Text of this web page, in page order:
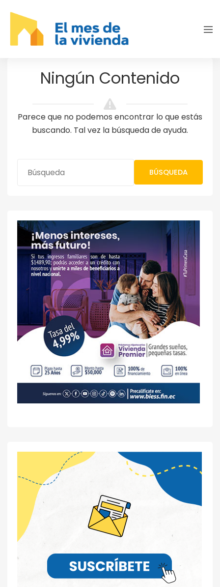
Ningún Contenido
Parece que no podemos encontrar lo que estás
buscando. Tal vez la búsqueda de ayuda.
BÚSQUEDA